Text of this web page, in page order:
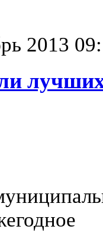
2013
лучших